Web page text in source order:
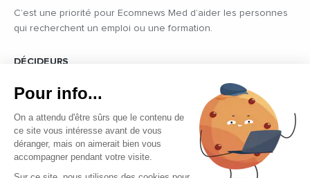
C’est une priorité pour Ecomnews Med d’aider les personnes
qui recherchent un emploi ou une formation.
DÉCIDEURS
Quels sont les décideurs qui font l’actualité économique et
politique des pays du pourtour de la Méditerranée.
Pour info...
On a attendu d'être sûrs que le contenu de
ce site vous intéresse avant de vous
déranger, mais on aimerait bien vous
accompagner pendant votre visite.